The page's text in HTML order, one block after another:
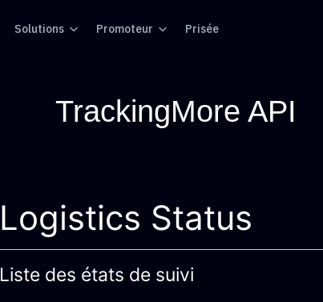
Solutions Promoteur Prisée
TrackingMore API
Logistics Status
Liste des états de suivi